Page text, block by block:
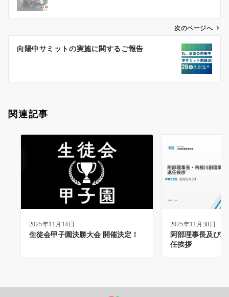
ン
次のページへ
向陽中サミットの実施に関するご報告
関連記事
2025年11月14日
生徒会甲子園決勝大会 開催決定！
2025年11月30日
阿部理事長及び
任挨拶